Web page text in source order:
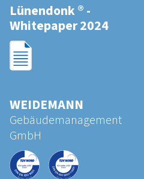
Lünendonk®-
Whitepaper 2024
WEIDEMANN
Gebäu­de­ma­nage­ment
GmbH